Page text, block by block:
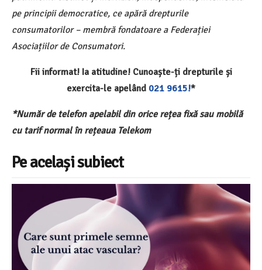
pe principii democratice, ce apără drepturile
consumatorilor – membră fondatoare a Federației
Asociațiilor de Consumatori.
Fii informat! Ia atitudine! Cunoaște-ți drepturile și
exercita-le apelând 021 9615!*
*Număr de telefon apelabil din orice rețea fixă sau mobilă
cu tarif normal în rețeaua Telekom
Pe același subiect